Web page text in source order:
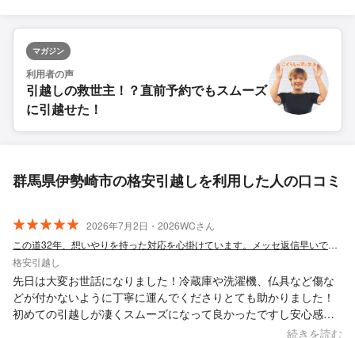
マガジン
利用者の声
引越しの救世主！？直前予約でもスムーズ
に引越せた！
群馬県伊勢崎市の格安引越しを利用した人の口コミ
2026年7月2日・2026WCさん
この道32年、想いやりを持った対応を心掛けています。メッセ返信早いです。
格安引越し
先日は大変お世話になりました！冷蔵庫や洗濯機、仏具など傷な
どが付かないように丁寧に運んでくださりとても助かりました！
初めての引越しが凄くスムーズになって良かったですし安心感の
ある業務でとても良かったです！また洗濯機の取り付けや、冷蔵
続きを読む